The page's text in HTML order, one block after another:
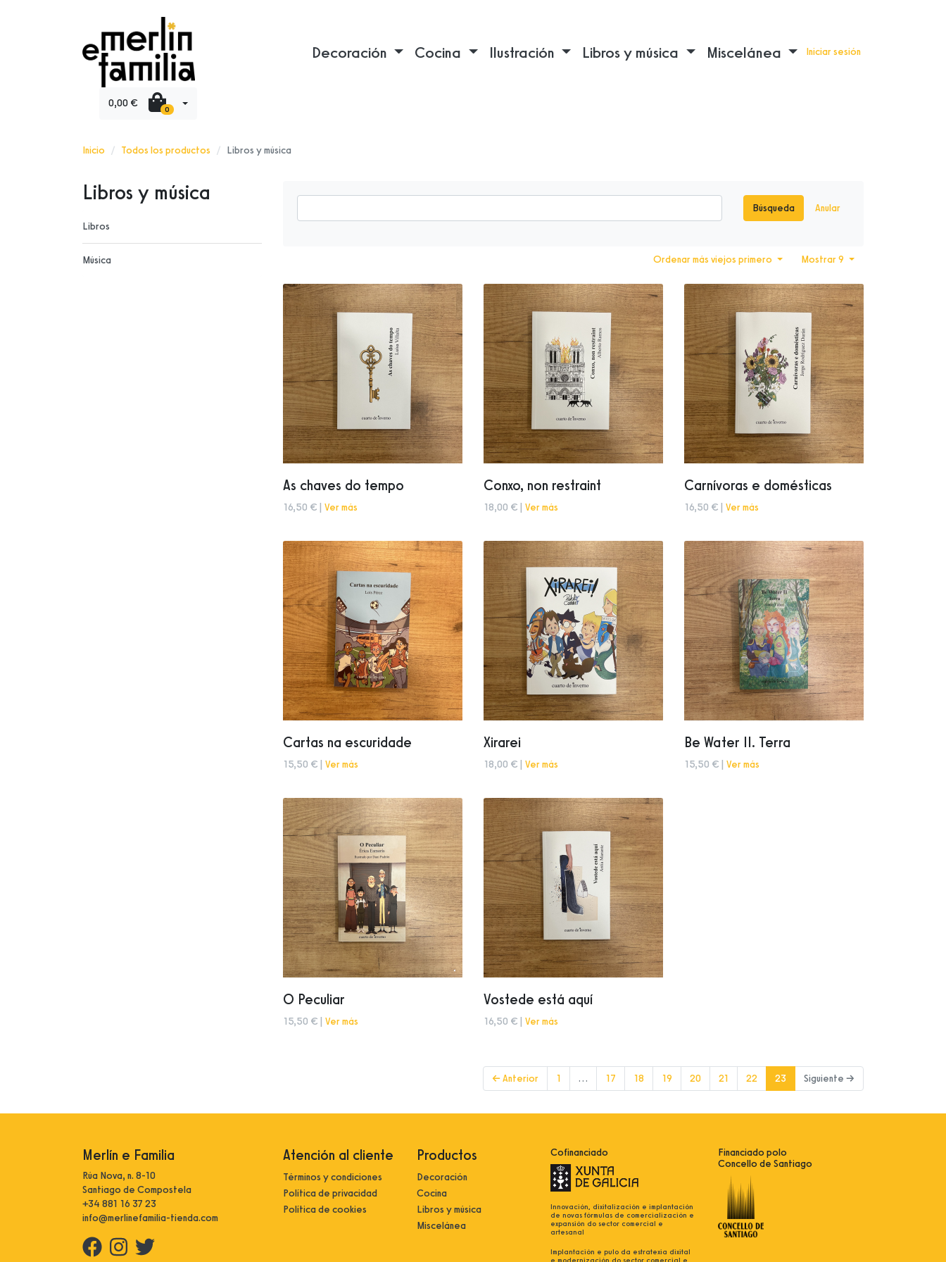
Decoración Cocina Ilustración Libros y música Miscelánea Iniciar sesión
0,00 € 0
Inicio Todos los productos Libros y música
Libros y música
Libros
Música
Búsqueda Anular
Mostrar 9
Ordenar más viejos primero
As chaves do tempo
16,50 € | Ver más
Conxo, non restraint
18,00 € | Ver más
Carnívoras e domésticas
16,50 € | Ver más
Cartas na escuridade
15,50 € | Ver más
Xirarei
18,00 € | Ver más
Be Water II. Terra
15,50 € | Ver más
O Peculiar
15,50 € | Ver más
Vostede está aquí
16,50 € | Ver más
← Anterior 1 … 17 18 19 20 21 22 23(current)
Siguiente →
Merlín e Familia
Rúa Nova, n. 8-10
Santiago de Compostela
+34 881 16 37 23
info@merlinefamilia-tienda.com
Atención al cliente
Términos y condiciones
Política de privacidad
Política de cookies
Productos
Decoración
Cocina
Libros y música
Miscelánea
Cofinanciado
Innovación, dixitalización e implantación
de novas fórmulas de comercialización e
expansión do sector comercial e
artesanal
Implantación e pulo da estratexia dixital
Financiado polo
Concello de Santiago